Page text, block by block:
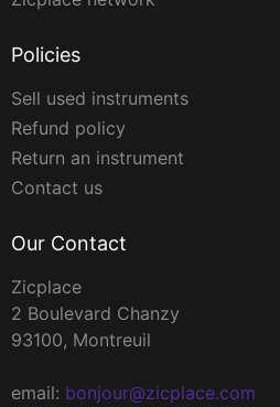
Policies
Sell used instruments
Refund policy
Return an instrument
Contact us
Our Contact
Zicplace
2 Boulevard Chanzy
93100, Montreuil
email: bonjour@zicplace.com